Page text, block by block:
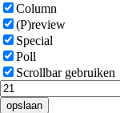
Column
(P)review
Special
Poll
Scrollbar gebruiken
opslaan